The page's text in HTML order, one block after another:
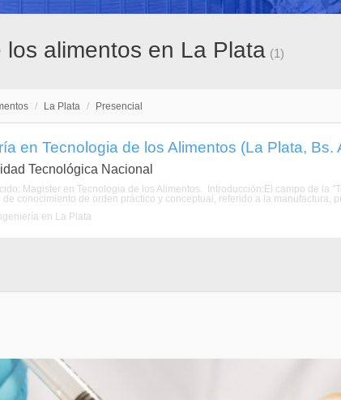
alimentos en La Plata (1)
/ La Plata / Presencial
en Tecnologia de los Alimentos (La Plata, Bs.
Tecnológica Nacional
Magister en Tecnologia de los Alimentos. Introducción:El campo de la
de conocimiento de orden práctico y conceptual, referido a la manufactura,
en La Plata